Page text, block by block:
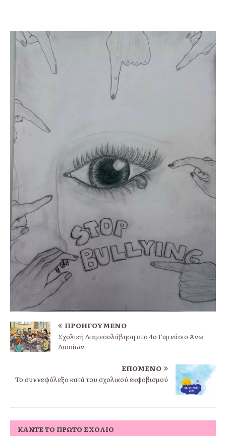
ΠΡΟΗΓΟΎΜΕΝΟ
Σχολική Διαμεσολάβηση στο 4ο Γυμνάσιο Άνω
Λιοσίων
ΕΠΌΜΕΝΟ
To συννεφόλεξο κατά του σχολικού εκφοβισμού
ΚΆΝΤΕ ΤΟ ΠΡΏΤΟ ΣΧΌΛΙΟ